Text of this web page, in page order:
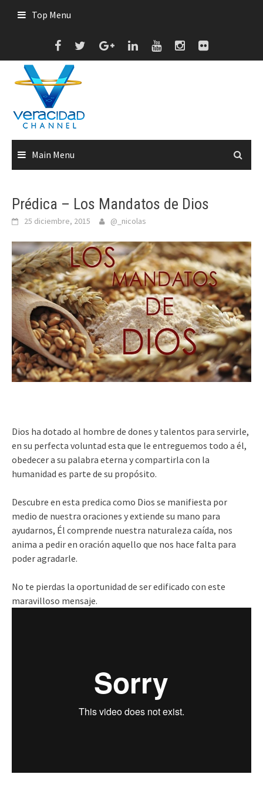
Top Menu
Main Menu
Prédica – Los Mandatos de Dios
25 diciembre, 2015 @_nicolas
Dios ha dotado al hombre de dones y talentos para servirle,
en su perfecta voluntad esta que le entreguemos todo a él,
obedecer a su palabra eterna y compartirla con la
humanidad es parte de su propósito.
Descubre en esta predica como Dios se manifiesta por
medio de nuestra oraciones y extiende su mano para
ayudarnos, Él comprende nuestra naturaleza caída, nos
anima a pedir en oración aquello que nos hace falta para
poder agradarle.
No te pierdas la oportunidad de ser edificado con este
maravilloso mensaje.